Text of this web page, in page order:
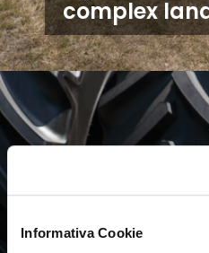
Informativa Cookie
complex